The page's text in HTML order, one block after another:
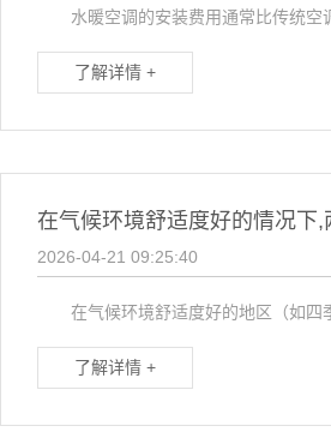
水暖空调的安装费用通常比传统空
了解详情 +
在气候环境舒适度好的情况下,
2026-04-21 09:25:40
在气候环境舒适度好的地区（如四季
了解详情 +